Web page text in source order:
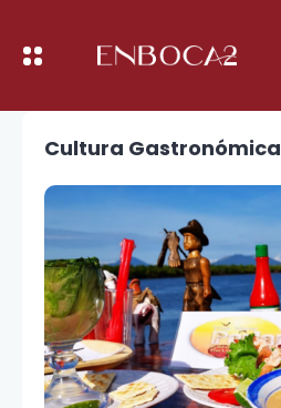
Cultura Gastronómica